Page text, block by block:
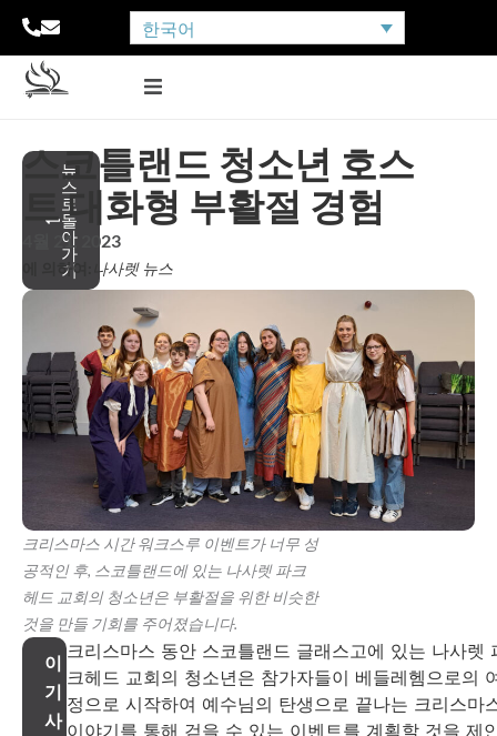
한국어
뉴
스
로
돌
아
가
기
스코틀랜드 청소년 호스
트 대화형 부활절 경험
4월 21, 2023
에 의하여: 나사렛 뉴스
크리스마스 시간 워크스루 이벤트가 너무 성
공적인 후, 스코틀랜드에 있는 나사렛 파크
헤드 교회의 청소년은 부활절을 위한 비슷한
것을 만들 기회를 주어졌습니다.
이
기
사
크리스마스 동안 스코틀랜드 글래스고에 있는 나사렛
크헤드 교회의 청소년은 참가자들이 베들레헴으로의
정으로 시작하여 예수님의 탄생으로 끝나는 크리스마
이야기를 통해 걷을 수 있는 이벤트를 계획할 것을 제